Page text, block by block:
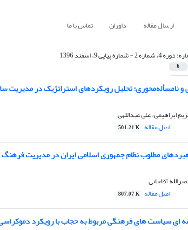
ارسال مقاله داوران تماس با ما
دوره 4، شماره 2 - شماره پیاپی 9، اسفند 1396
6
نامسأله‌محوری؛ تحلیل رویکردهای استراتژیک در مدیریت
ابراهیمی، علی عبداللهی
اصل مقاله 501.21 K
مطلوب نظام جمهوری اسلامی ‌ایران در مدیریت فرهنگ
آقاجانی
اصل مقاله 807.07 K
ای سیاست های فرهنگی مربوط به حجاب با رویکرد دموکراسی